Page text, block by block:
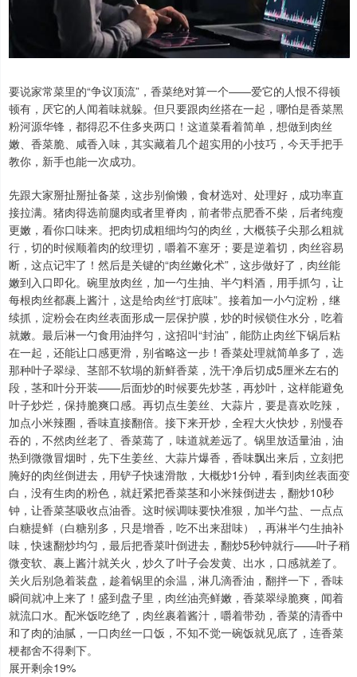
要说家常菜里的“争议顶流”，香菜绝对算一个——爱它的人恨不得顿
顿有，厌它的人闻着味就躲。但只要跟肉丝搭在一起，哪怕是香菜黑
粉河源华锋，都得忍不住多夹两口！这道菜看着简单，想做到肉丝
嫩、香菜脆、咸香入味，其实藏着几个超实用的小技巧，今天手把手
教你，新手也能一次成功。
先跟大家掰扯掰扯备菜，这步别偷懒，食材选对、处理好，成功率直
接拉满。猪肉得选前腿肉或者里脊肉，前者带点肥香不柴，后者纯瘦
更嫩，看你口味来。把肉切成粗细均匀的肉丝，大概筷子尖那么粗就
行，切的时候顺着肉的纹理切，嚼着不塞牙；要是逆着切，肉丝容易
断，这点记牢了！然后是关键的“肉丝嫩化术”，这步做好了，肉丝能
嫩到入口即化。碗里放肉丝，加一勺生抽、半勺料酒，用手抓匀，让
每根肉丝都裹上酱汁，这是给肉丝“打底味”。接着加一小勺淀粉，继
续抓，淀粉会在肉丝表面形成一层保护膜，炒的时候锁住水分，吃着
就嫩。最后淋一勺食用油拌匀，这招叫“封油”，能防止肉丝下锅后粘
在一起，还能让口感更滑，别省略这一步！香菜处理就简单多了，选
那种叶子翠绿、茎部不软塌的新鲜香菜，洗干净后切成5厘米左右的
段，茎和叶分开装——后面炒的时候要先炒茎，再炒叶，这样能避免
叶子炒烂，保持脆爽口感。再切点生姜丝、大蒜片，要是喜欢吃辣，
加点小米辣圈，香味直接翻倍。接下来开炒，全程大火快炒，别慢吞
吞的，不然肉丝老了、香菜蔫了，味道就差远了。锅里放适量油，油
热到微微冒烟时，先下生姜丝、大蒜片爆香，香味飘出来后，立刻把
腌好的肉丝倒进去，用铲子快速滑散，大概炒1分钟，看到肉丝表面变
白，没有生肉的粉色，就赶紧把香菜茎和小米辣倒进去，翻炒10秒
钟，让香菜茎吸收点油香。这时候调味要快准狠，加半勺盐、一点点
白糖提鲜（白糖别多，只是增香，吃不出来甜味），再淋半勺生抽补
味，快速翻炒均匀，最后把香菜叶倒进去，翻炒5秒钟就行——叶子稍
微变软、裹上酱汁就关火，炒久了叶子会发黄、出水，口感就差了。
关火后别急着装盘，趁着锅里的余温，淋几滴香油，翻拌一下，香味
瞬间就冲上来了！盛到盘子里，肉丝油亮鲜嫩，香菜翠绿脆爽，闻着
就流口水。配米饭吃绝了，肉丝裹着酱汁，嚼着带劲，香菜的清香中
和了肉的油腻，一口肉丝一口饭，不知不觉一碗饭就见底了，连香菜
梗都舍不得剩下。
展开剩余19%